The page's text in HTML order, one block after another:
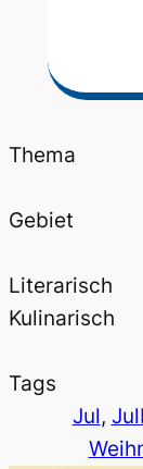
Thema
Gebiet
Literarisch
Kulinarisch
Tags
Jul,